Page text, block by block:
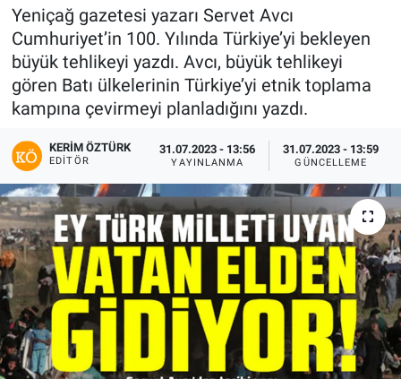
Yeniçağ gazetesi yazarı Servet Avcı
Cumhuriyet’in 100. Yılında Türkiye’yi bekleyen
büyük tehlikeyi yazdı. Avcı, büyük tehlikeyi
gören Batı ülkelerinin Türkiye’yi etnik toplama
kampına çevirmeyi planladığını yazdı.
KERIM ÖZTÜRK
EDITÖR
31.07.2023 - 13:56
YAYINLANMA
31.07.2023 - 13:59
GÜNCELLEME
Tüm Manşetler
Son Dakika Haberleri
Haber Arşivi